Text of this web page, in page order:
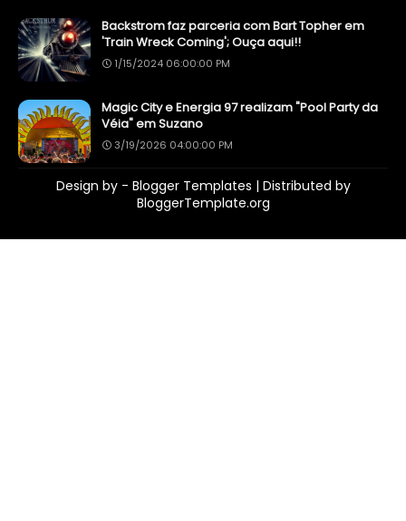
Backstrom faz parceria com Bart Topher em
'Train Wreck Coming'; Ouça aqui!!
1/15/2024 06:00:00 PM
Magic City e Energia 97 realizam "Pool Party da
Véia" em Suzano
3/19/2026 04:00:00 PM
Design by - Blogger Templates | Distributed by
BloggerTemplate.org